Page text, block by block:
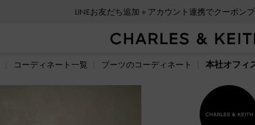
LINEお友だち追加＋アカウント連携でクーポン
コーディネート一覧 ブーツのコーディネート 本社オフィ